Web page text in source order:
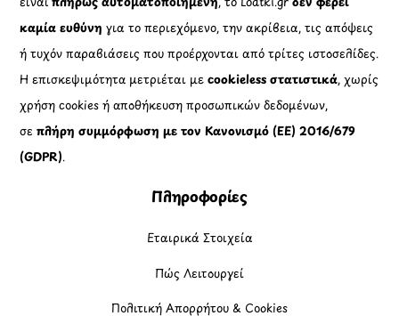
καμία ευθύνη για το περιεχόμενο, την ακρίβεια, τις απόψεις
ή τυχόν παραβιάσεις που προέρχονται από τρίτες ιστοσελίδες.
Η επισκεψιμότητα μετριέται μεcookieless στατιστικά, χωρίς
χρήση cookies ή αποθήκευση προσωπικών δεδομένων,
σεπλήρη συμμόρφωση με τον Κανονισμό (ΕΕ) 2016/679
(GDPR).
Πληροφορίες
Εταιρικά Στοιχεία
Πώς Λειτουργεί
Πολιτική Απορρήτου & Cookies